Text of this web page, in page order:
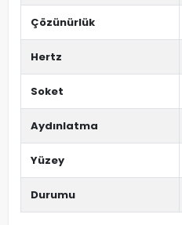
Çözünürlük
Hertz
Soket
Aydınlatma
Yüzey
Durumu